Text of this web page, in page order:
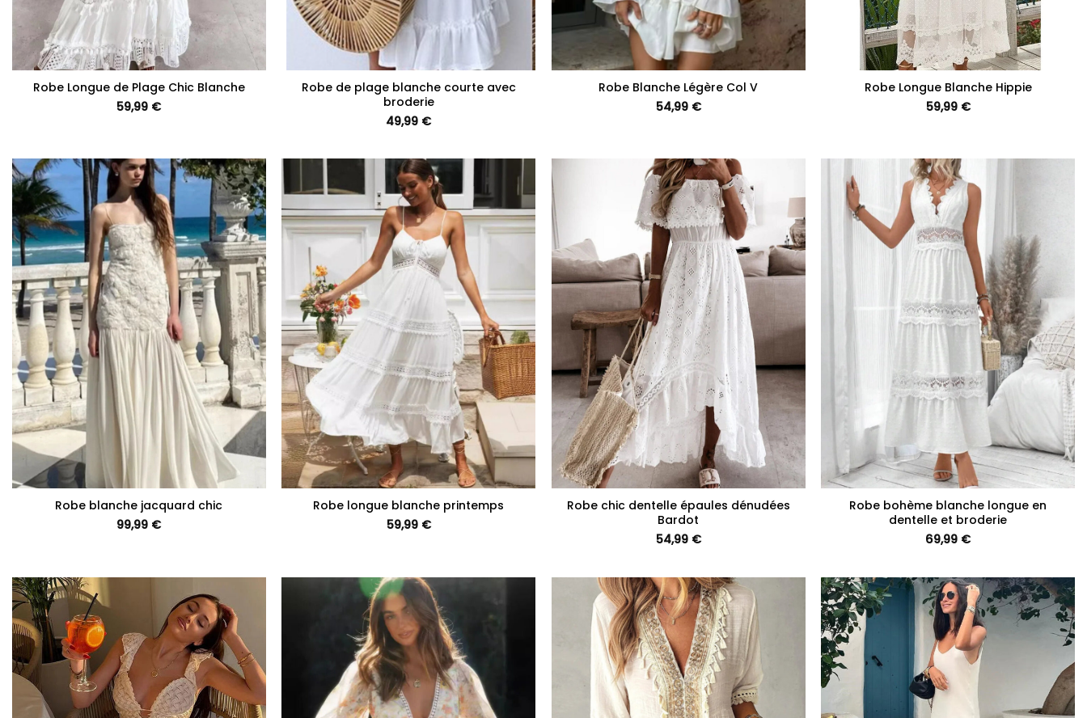
+
Robe Longue de Plage Chic Blanche
59,99 €
Robe de plage blanche courte avec
broderie
49,99 €
Robe Blanche Légère Col V
54,99 €
Robe Longue Blanche Hippie
59,99 €
Robe blanche jacquard chic
99,99 €
+
Robe longue blanche printemps
59,99 €
+
Robe chic dentelle épaules dénudées
Bardot
54,99 €
+
Robe bohème blanche longue en
dentelle et broderie
69,99 €